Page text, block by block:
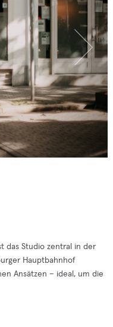
das Studio zentral in der
Hauptbahnhof
Ansätzen – ideal, um die